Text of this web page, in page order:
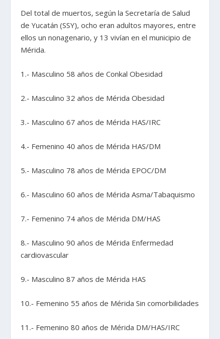
Del total de muertos, según la Secretaría de Salud
de Yucatán (SSY), ocho eran adultos mayores, entre
ellos un nonagenario, y 13 vivían en el municipio de
Mérida.
1.- Masculino 58 años de Conkal Obesidad
2.- Masculino 32 años de Mérida Obesidad
3.- Masculino 67 años de Mérida HAS/IRC
4.- Femenino 40 años de Mérida HAS/DM
5.- Masculino 78 años de Mérida EPOC/DM
6.- Masculino 60 años de Mérida Asma/Tabaquismo
7.- Femenino 74 años de Mérida DM/HAS
8.- Masculino 90 años de Mérida Enfermedad
cardiovascular
9.- Masculino 87 años de Mérida HAS
10.- Femenino 55 años de Mérida Sin comorbilidades
11.- Femenino 80 años de Mérida DM/HAS/IRC